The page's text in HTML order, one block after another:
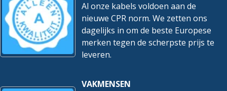
Al onze kabels voldoen aan de
nieuwe CPR norm. We zetten ons
dagelijks in om de beste Europese
merken tegen de scherpste prijs te
leveren.
VAKMENSEN